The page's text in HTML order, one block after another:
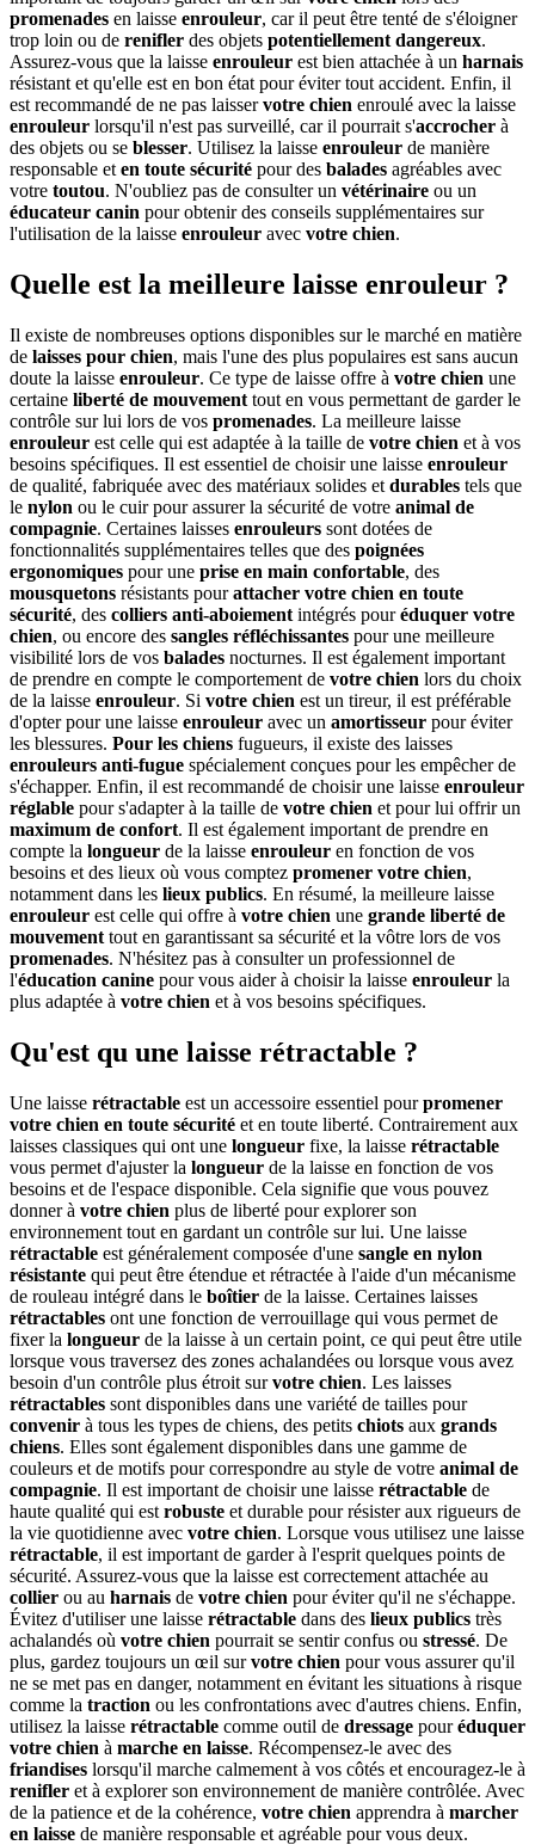
promenades en laisse enrouleur, car il peut être tenté de s'éloigner
trop loin ou de renifler des objets potentiellement dangereux.
Assurez-vous que la laisse enrouleur est bien attachée à un harnais
résistant et qu'elle est en bon état pour éviter tout accident. Enfin, il
est recommandé de ne pas laisservotre chien enroulé avec la laisse
enrouleur lorsqu'il n'est pas surveillé, car il pourrait s'accrocher à
des objets ou se blesser. Utilisez la laisse enrouleur de manière
responsable et en toute sécurité pour des balades agréables avec
votre toutou. N'oubliez pas de consulter un vétérinaire ou un
éducateur canin pour obtenir des conseils supplémentaires sur
l'utilisation de la laisse enrouleur avec votre chien.
Quelle est la meilleure laisse enrouleur ?
Il existe de nombreuses options disponibles sur le marché en matière
de laisses pour chien, mais l'une des plus populaires est sans aucun
doute la laisse enrouleur. Ce type de laisse offre à votre chien une
certaine liberté de mouvement tout en vous permettant de garder le
contrôle sur lui lors de vos promenades. La meilleure laisse
enrouleur est celle qui est adaptée à la taille de votre chien et à vos
besoins spécifiques. Il est essentiel de choisir une laisse enrouleur
de qualité, fabriquée avec des matériaux solides et durables tels que
le nylon ou le cuir pour assurer la sécurité de votre animal de
compagnie. Certaines laisses enrouleurs sont dotées de
fonctionnalités supplémentaires telles que des poignées
ergonomiques pour une prise en main confortable, des
mousquetons résistants pourattacher votre chien en toute
sécurité, des colliers anti-aboiement intégrés pouréduquer votre
chien, ou encore des sangles réfléchissantes pour une meilleure
visibilité lors de vos balades nocturnes. Il est également important
de prendre en compte le comportement de votre chien lors du choix
de la laisse enrouleur. Si votre chien est un tireur, il est préférable
d'opter pour une laisse enrouleur avec un amortisseur pour éviter
les blessures. Pour les chiens fugueurs, il existe des laisses
enrouleurs anti-fugue spécialement conçues pour les empêcher de
s'échapper. Enfin, il est recommandé de choisir une laisse enrouleur
réglable pour s'adapter à la taille de votre chien et pour lui offrir un
maximum de confort. Il est également important de prendre en
compte la longueur de la laisse enrouleur en fonction de vos
besoins et des lieux où vous comptez promener votre chien,
notamment dans les lieux publics. En résumé, la meilleure laisse
enrouleur est celle qui offre à votre chien une grande liberté de
mouvement tout en garantissant sa sécurité et la vôtre lors de vos
promenades. N'hésitez pas à consulter un professionnel de
l'éducation canine pour vous aider à choisir la laisse enrouleur la
plus adaptée à votre chien et à vos besoins spécifiques.
Qu'est qu une laisse rétractable ?
Une laisse rétractable est un accessoire essentiel pourpromener
votre chien en toute sécurité et en toute liberté. Contrairement aux
laisses classiques qui ont une longueur fixe, la laisse rétractable
vous permet d'ajuster la longueur de la laisse en fonction de vos
besoins et de l'espace disponible. Cela signifie que vous pouvez
donner à votre chien plus de liberté pour explorer son
environnement tout en gardant un contrôle sur lui. Une laisse
rétractable est généralement composée d'une sangle en nylon
résistante qui peut être étendue et rétractée à l'aide d'un mécanisme
de rouleau intégré dans le boîtier de la laisse. Certaines laisses
rétractables ont une fonction de verrouillage qui vous permet de
fixer la longueur de la laisse à un certain point, ce qui peut être utile
lorsque vous traversez des zones achalandées ou lorsque vous avez
besoin d'un contrôle plus étroit survotre chien. Les laisses
rétractables sont disponibles dans une variété de tailles pour
convenir à tous les types de chiens, des petits chiots aux grands
chiens. Elles sont également disponibles dans une gamme de
couleurs et de motifs pour correspondre au style de votre animal de
compagnie. Il est important de choisir une laisse rétractable de
haute qualité qui est robuste et durable pour résister aux rigueurs de
la vie quotidienne avec votre chien. Lorsque vous utilisez une laisse
rétractable, il est important de garder à l'esprit quelques points de
sécurité. Assurez-vous que la laisse est correctement attachée au
collier ou au harnais de votre chien pour éviter qu'il ne s'échappe.
Évitez d'utiliser une laisse rétractable dans des lieux publics très
achalandés où votre chien pourrait se sentir confus ou stressé. De
plus, gardez toujours un œil survotre chien pour vous assurer qu'il
ne se met pas en danger, notamment en évitant les situations à risque
comme la traction ou les confrontations avec d'autres chiens. Enfin,
utilisez la laisse rétractable comme outil de dressage pouréduquer
votre chien à marche en laisse. Récompensez-le avec des
friandises lorsqu'il marche calmement à vos côtés et encouragez-le à
renifler et à explorer son environnement de manière contrôlée. Avec
de la patience et de la cohérence, votre chien apprendra à marcher
en laisse de manière responsable et agréable pour vous deux.